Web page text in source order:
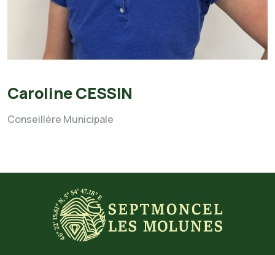
Caroline CESSIN
Conseillère Municipale